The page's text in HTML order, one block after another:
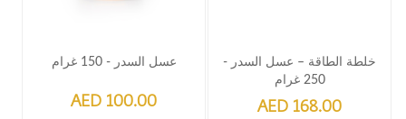
خلطة الطاقة – عسل السدر -
250 غرام
AED 168.00
عسل السدر - 150 غرام
AED 100.00